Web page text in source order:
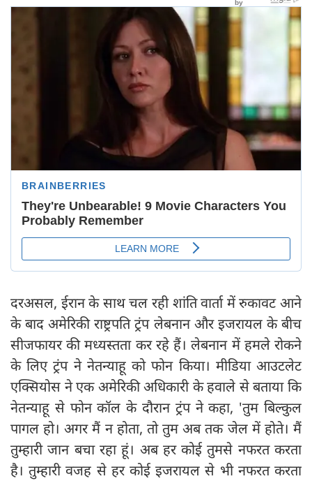
दरअसल, ईरान के साथ चल रही शांति वार्ता में रुकावट आने
के बाद अमेरिकी राष्ट्रपति ट्रंप लेबनान और इजरायल के बीच
सीजफायर की मध्यस्तता कर रहे हैं। लेबनान में हमले रोकने
के लिए ट्रंप ने नेतन्याहू को फोन किया। मीडिया आउटलेट
एक्सियोस ने एक अमेरिकी अधिकारी के हवाले से बताया कि
नेतन्याहू से फोन कॉल के दौरान ट्रंप ने कहा, 'तुम बिल्कुल
पागल हो। अगर मैं न होता, तो तुम अब तक जेल में होते। मैं
तुम्हारी जान बचा रहा हूं। अब हर कोई तुमसे नफरत करता
है। तुम्हारी वजह से हर कोई इजरायल से भी नफरत करता